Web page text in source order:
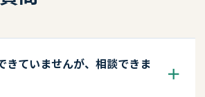
きていませんが、相談できま